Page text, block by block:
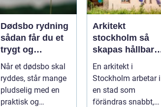
Dødsbo rydning
sådan får du et
trygt og
respektfuldt
forløb
Når et dødsbo skal
ryddes, står mange
pludselig med en
praktisk og
Arkitekt
stockholm så
skapas hållbar
och tidlös
arkitektur i
huvudstaden
En arkitekt i
Stockholm arbetar i
en stad som
förändras snabbt,